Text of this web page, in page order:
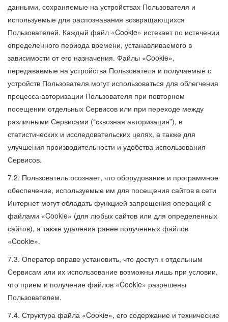
данными, сохраняемые на устройствах Пользователя и
используемые для распознавания возвращающихся
Пользователей. Каждый файл «Cookie» истекает по истечении
определенного периода времени, устанавливаемого в
зависимости от его назначения. Файлы «Cookie»,
передаваемые на устройства Пользователя и получаемые с
устройств Пользователя могут использоваться для облегчения
процесса авторизации Пользователя при повторном
посещении отдельных Сервисов или при переходе между
различными Сервисами (“сквозная авторизация”), в
статистических и исследовательских целях, а также для
улучшения производительности и удобства использования
Сервисов.
7.2. Пользователь осознает, что оборудование и программное
обеспечение, используемые им для посещения сайтов в сети
Интернет могут обладать функцией запрещения операций с
файлами «Cookie» (для любых сайтов или для определенных
сайтов), а также удаления ранее полученных файлов
«Cookie».
7.3. Оператор вправе установить, что доступ к отдельным
Сервисам или их использование возможны лишь при условии,
что прием и получение файлов «Cookie» разрешены
Пользователем.
7.4. Структура файла «Cookie», его содержание и технические